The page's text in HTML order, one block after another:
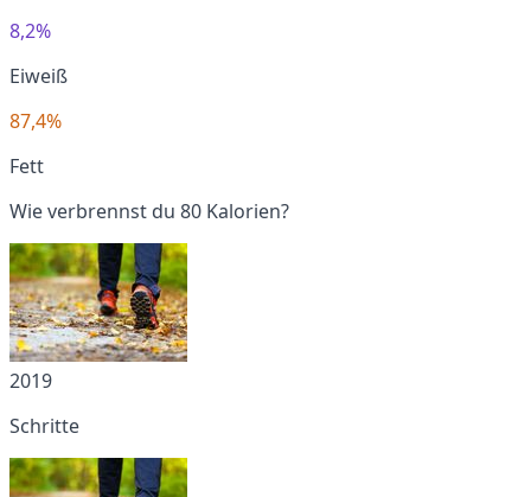
8,2%
Eiweiß
87,4%
Fett
Wie verbrennst du 80 Kalorien?
2019
Schritte